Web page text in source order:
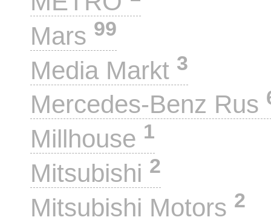
Mars 99
Media Markt 3
Mercedes-Benz Rus
Millhouse 1
Mitsubishi 2
Mitsubishi Motors 2